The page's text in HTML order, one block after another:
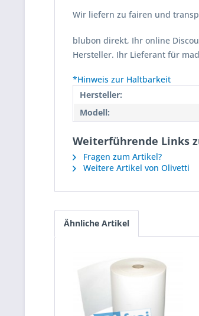
Wir liefern zu fairen und
blubon direkt, Ihr online
Hersteller. Ihr Lieferant für
*Hinweis zur Haltbarkeit
Hersteller:
Modell:
Weiterführende Links
Fragen zum Artikel?
Weitere Artikel von Olivetti
Ähnliche Artikel